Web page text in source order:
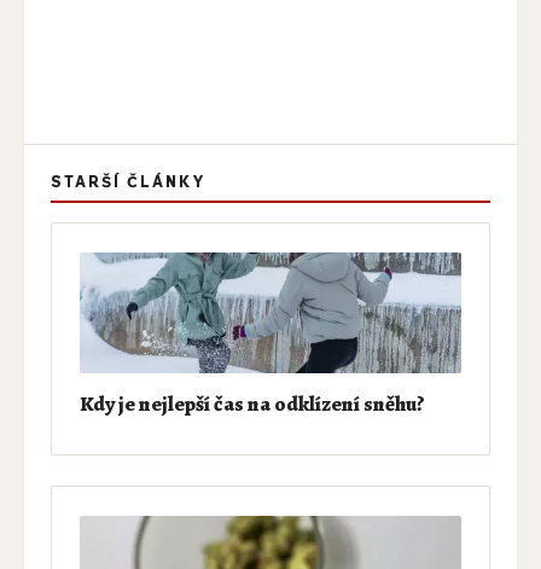
STARŠÍ ČLÁNKY
Kdy je nejlepší čas na odklízení sněhu?